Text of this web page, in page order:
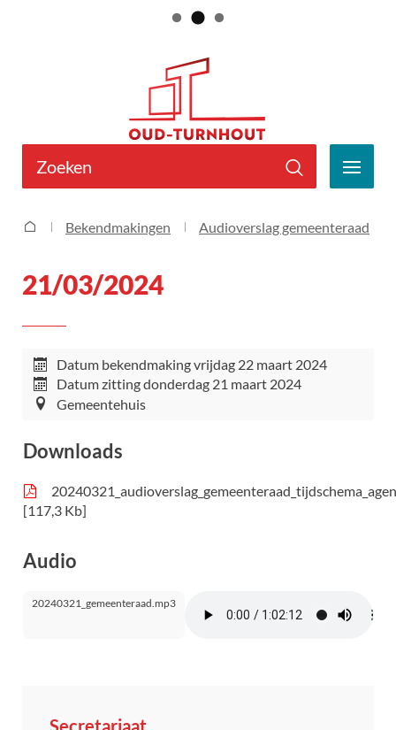
inhoud
zoek
je?
Bekendmakingen Audioverslag gemeenteraad
21/03/2024
21/03/2024
Datum bekendmakingvrijdag 22 maart 2024
Datum zittingdonderdag 21 maart 2024
Gemeentehuis
Downloads
117,3 Kb
Audio
20240321_gemeenteraad.mp3
Contact
Secretariaat